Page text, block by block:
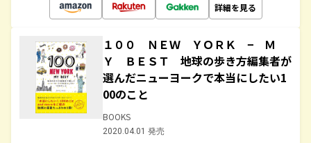
詳細を見る
１００ ＮＥＷ ＹＯＲＫ − Ｍ
Ｙ ＢＥＳＴ 地球の歩き方編集者が
選んだニューヨークで本当にしたい1
00のこと
BOOKS
2020.04.01 発売